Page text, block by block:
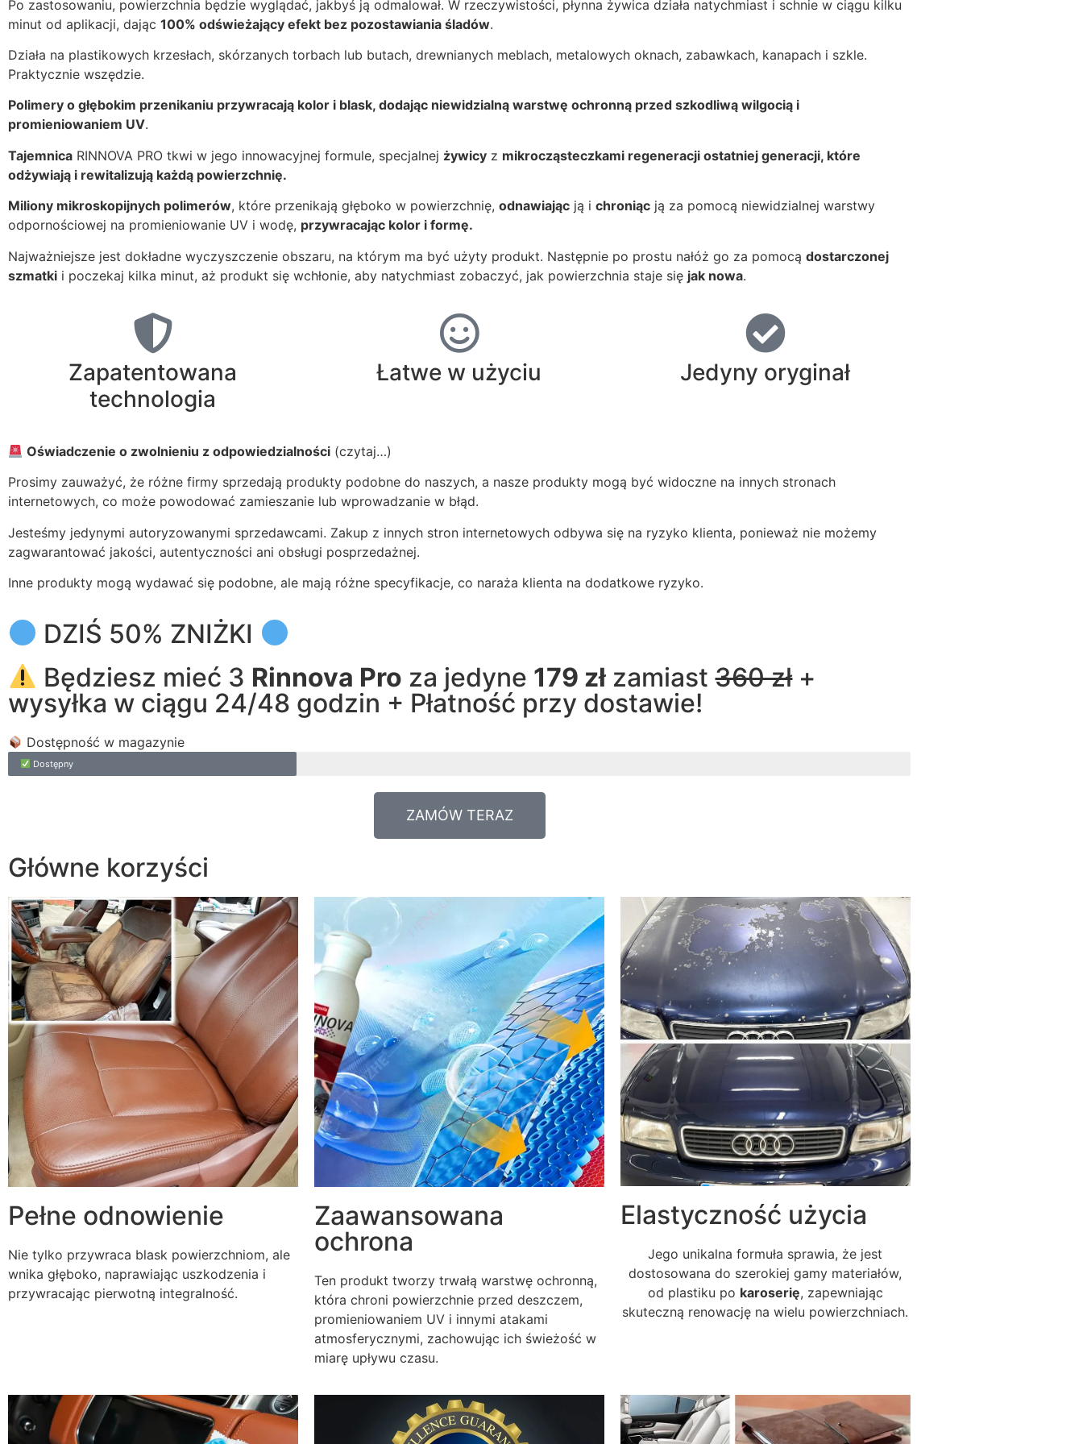
Po zastosowaniu, powierzchnia będzie wyglądać, jakbyś ją odmalował. W rzeczywistości, płynna żywica działa natychmiast i schnie w ciągu kilku
minut od aplikacji, dając 100% odświeżający efekt bez pozostawiania śladów.
Działa na plastikowych krzesłach, skórzanych torbach lub butach, drewnianych meblach, metalowych oknach, zabawkach, kanapach i szkle.
Praktycznie wszędzie.
Polimery o głębokim przenikaniu przywracają kolor i blask, dodając niewidzialną warstwę ochronną przed szkodliwą wilgocią i
promieniowaniem UV.
Tajemnica RINNOVA PRO tkwi w jego innowacyjnej formule, specjalnej żywicy z mikrocząsteczkami regeneracji ostatniej generacji, które
odżywiają i rewitalizują każdą powierzchnię.
Miliony mikroskopijnych polimerów, które przenikają głęboko w powierzchnię, odnawiając ją i chroniąc ją za pomocą niewidzialnej warstwy
odpornościowej na promieniowanie UV i wodę, przywracając kolor i formę.
Najważniejsze jest dokładne wyczyszczenie obszaru, na którym ma być użyty produkt. Następnie po prostu nałóż go za pomocą dostarczonej
szmatki i poczekaj kilka minut, aż produkt się wchłonie, aby natychmiast zobaczyć, jak powierzchnia staje się jak nowa.
Zapatentowana
technologia
Łatwe w użyciu Jedyny oryginał
Oświadczenie o zwolnieniu z odpowiedzialności (czytaj…)
Prosimy zauważyć, że różne firmy sprzedają produkty podobne do naszych, a nasze produkty mogą być widoczne na innych stronach
internetowych, co może powodować zamieszanie lub wprowadzanie w błąd.
Jesteśmy jedynymi autoryzowanymi sprzedawcami. Zakup z innych stron internetowych odbywa się na ryzyko klienta, ponieważ nie możemy
zagwarantować jakości, autentyczności ani obsługi posprzedażnej.
Inne produkty mogą wydawać się podobne, ale mają różne specyfikacje, co naraża klienta na dodatkowe ryzyko.
DZIŚ 50% ZNIŻKI
Będziesz mieć 3 Rinnova Pro za jedyne 179 zł zamiast360 zł+
wysyłka w ciągu 24/48 godzin + Płatność przy dostawie!
Dostępność w magazynie
Dostępny
ZAMÓW TERAZ
Główne korzyści
Pełne odnowienie
Nie tylko przywraca blask powierzchniom, ale
wnika głęboko, naprawiając uszkodzenia i
przywracając pierwotną integralność.
Zaawansowana
ochrona
Ten produkt tworzy trwałą warstwę ochronną,
która chroni powierzchnie przed deszczem,
promieniowaniem UV i innymi atakami
atmosferycznymi, zachowując ich świeżość w
miarę upływu czasu.
Elastyczność użycia
Jego unikalna formuła sprawia, że jest
dostosowana do szerokiej gamy materiałów,
od plastiku po karoserię, zapewniając
skuteczną renowację na wielu powierzchniach.